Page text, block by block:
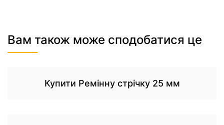
Вам також може сподобатися це
Купити Ремінну стрічку 25 мм